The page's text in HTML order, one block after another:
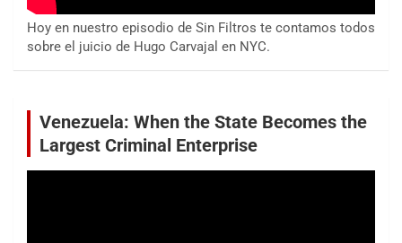
Hoy en nuestro episodio de Sin Filtros te contamos todos
sobre el juicio de Hugo Carvajal en NYC.
Venezuela: When the State Becomes the
Largest Criminal Enterprise